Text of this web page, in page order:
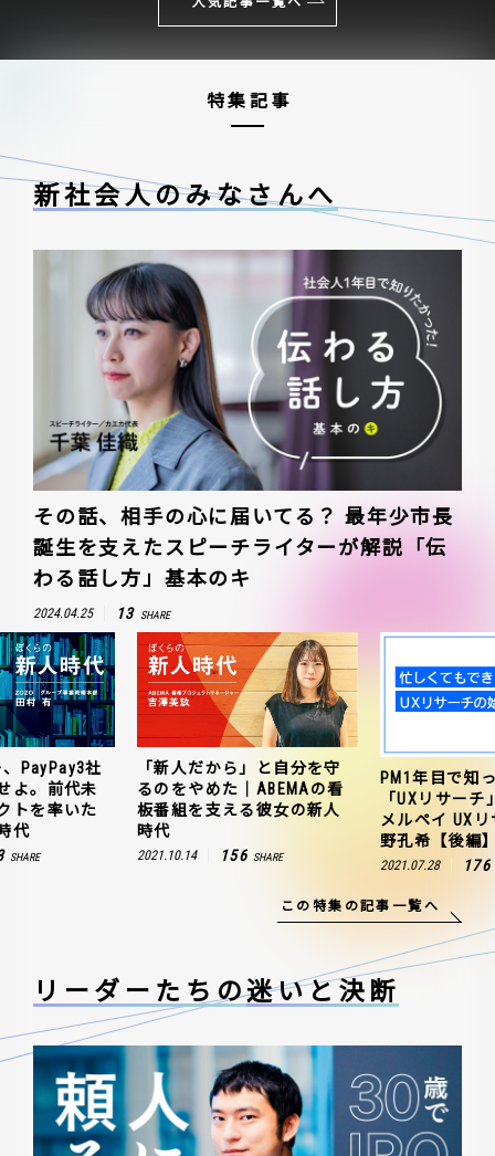
特集記事
新社会人のみなさんへ
その話、相手の心に届いてる？ 最年少市長
誕生を支えたスピーチライターが解説「伝
わる話し方」基本のキ
2024.04.25 13 SHARE
PayPay3社
よ。前代未
トを率いた
代
SHARE
「新人だから」と自分を守
るのをやめた｜ABEMAの看
板番組を支える彼女の新人
時代
2021.10.14 156 SHARE
PM1年目で知
「UXリサー
メルペイ UX
野孔希【後編
2021.07.28 176
この特集の記事一覧へ
リーダーたちの迷いと決断